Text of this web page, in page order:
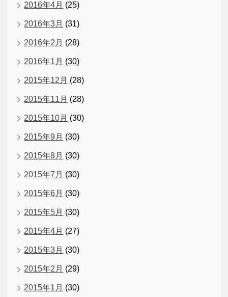
2016年4月 (25)
2016年3月 (31)
2016年2月 (28)
2016年1月 (30)
2015年12月 (28)
2015年11月 (28)
2015年10月 (30)
2015年9月 (30)
2015年8月 (30)
2015年7月 (30)
2015年6月 (30)
2015年5月 (30)
2015年4月 (27)
2015年3月 (30)
2015年2月 (29)
2015年1月 (30)